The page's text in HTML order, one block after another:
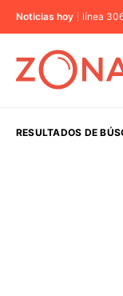
Noticias hoy línea
RESULTADOS DE